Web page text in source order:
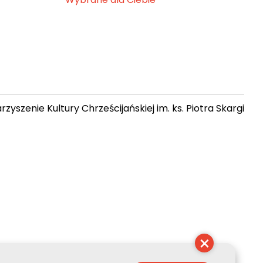
Kultury Chrześcijańskiej im. ks. Piotra Skargi
×